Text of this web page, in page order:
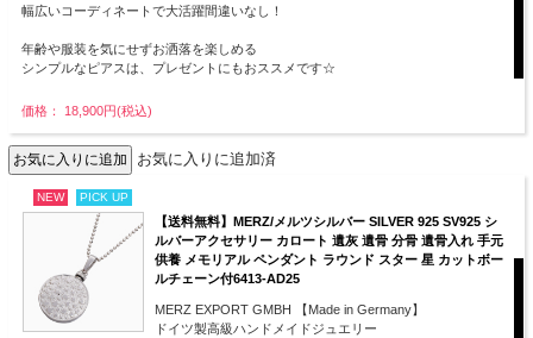
幅広いコーディネートで大活躍間違いなし！
年齢や服装を気にせずお洒落を楽しめる
シンプルなピアスは、プレゼントにもおススメです☆
価格： 18,900円(税込)
お気に入りに追加済
NEW PICK UP
【送料無料】MERZ/メルツシルバー SILVER 925 SV925 シ
ルバーアクセサリー カロート 遺灰 遺骨 分骨 遺骨入れ 手元
供養 メモリアル ペンダント ラウンド スター 星 カットボー
ルチェーン付6413-AD25
MERZ EXPORT GMBH 【Made in Germany】
ドイツ製高級ハンドメイドジュエリー